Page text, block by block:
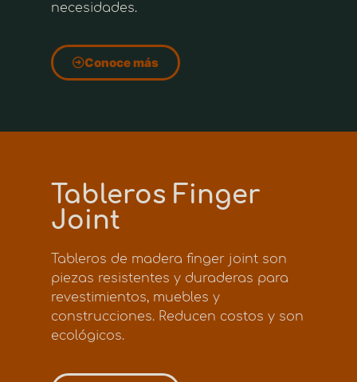
necesidades.
Conoce más
Tableros Finger
Joint
Tableros de madera finger joint son
piezas resistentes y duraderas para
revestimientos, muebles y
construcciones. Reducen costos y son
ecológicos.